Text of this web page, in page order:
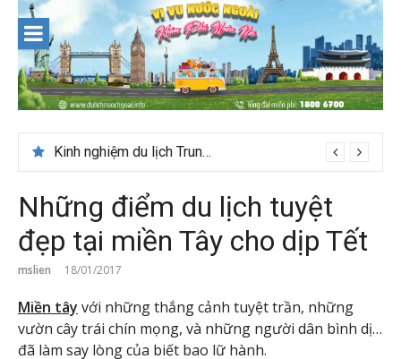
content
Kinh nghiệm du lịch Trung Á lần đầu cho khách Việt
Du lịch Maldives – Lần đầu nên đi đâu, chơi gì?
Những điểm du lịch tuyệt
đẹp tại miền Tây cho dịp Tết
mslien 18/01/2017
Miền tây với những thắng cảnh tuyệt trần, những
vườn cây trái chín mọng, và những người dân bình dị…
đã làm say lòng của biết bao lữ hành.